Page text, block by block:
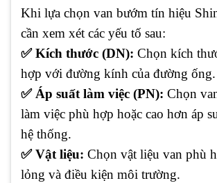
Khi lựa chọn van bướm tín hiệu
cần xem xét các yếu tố sau:
✅ Kích thước (DN): Chọn kích
hợp với đường kính của đường ống.
✅ Áp suất làm việc (PN): Chọn
làm việc phù hợp hoặc cao hơn áp
hệ thống.
✅ Vật liệu: Chọn vật liệu van phù
lỏng và điều kiện môi trường.